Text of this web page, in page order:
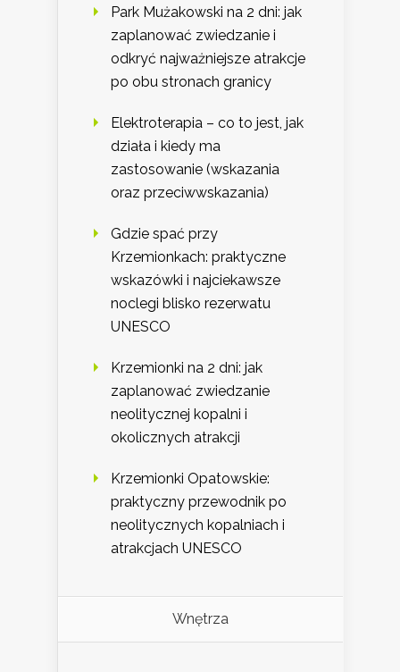
Park Mużakowski na 2 dni: jak
zaplanować zwiedzanie i
odkryć najważniejsze atrakcje
po obu stronach granicy
Elektroterapia – co to jest, jak
działa i kiedy ma
zastosowanie (wskazania
oraz przeciwwskazania)
Gdzie spać przy
Krzemionkach: praktyczne
wskazówki i najciekawsze
noclegi blisko rezerwatu
UNESCO
Krzemionki na 2 dni: jak
zaplanować zwiedzanie
neolitycznej kopalni i
okolicznych atrakcji
Krzemionki Opatowskie:
praktyczny przewodnik po
neolitycznych kopalniach i
atrakcjach UNESCO
Wnętrza